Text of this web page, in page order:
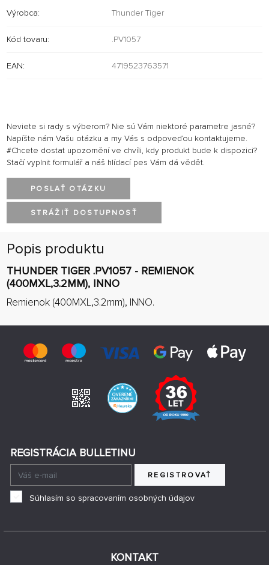
Výrobca: Thunder Tiger
Kód tovaru: .PV1057
EAN: 4719523763571
Neviete si rady s výberom? Nie sú Vám niektoré parametre jasné?
Napíšte nám Vašu otázku a my Vás s odpoveďou kontaktujeme.
#Chcete dostat upozornění ve chvíli, kdy produkt bude k dispozici?
Stačí vyplnit formulář a náš hlídací pes Vám dá vědět.
POSLAŤ OTÁZKU
STRÁŽIŤ DOSTUPNOSŤ
Popis produktu
THUNDER TIGER .PV1057 - REMIENOK
(400MXL,3.2MM), INNO
Remienok (400MXL,3.2mm), INNO.
KONTAKT
REGISTRÁCIA BULLETINU
REGISTROVAŤ
Súhlasím so spracovaním osobných údajov